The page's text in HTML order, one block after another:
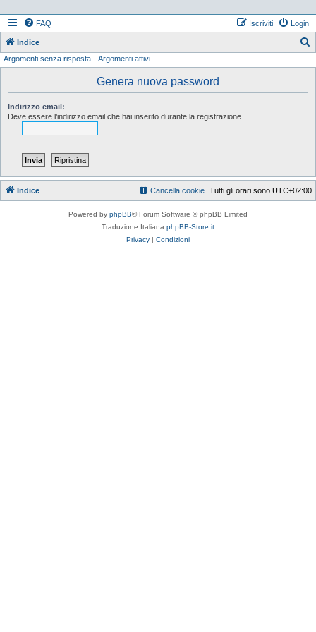
FAQ Login
Iscriviti
Indice
Argomenti senza risposta Argomenti attivi
Genera nuova password
Indirizzo email:
Deve essere l’indirizzo email che hai inserito durante la registrazione.
Indice Tutti gli orari sono UTC+02:00
Cancella cookie
Powered by phpBB® Forum Software © phpBB Limited
Traduzione Italiana phpBB-Store.it
Privacy | Condizioni